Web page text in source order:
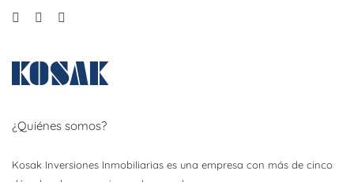
¿Quiénes somos?
Kosak Inversiones Inmobiliarias es una empresa con más de cinco